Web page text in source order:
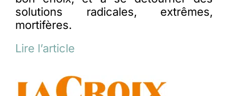
solutions radicales, extrêmes,
mortifères.
Lire l’article